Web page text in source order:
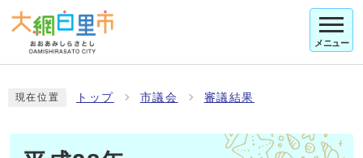
メニュー
現在位置 トップ 市議会 審議結果